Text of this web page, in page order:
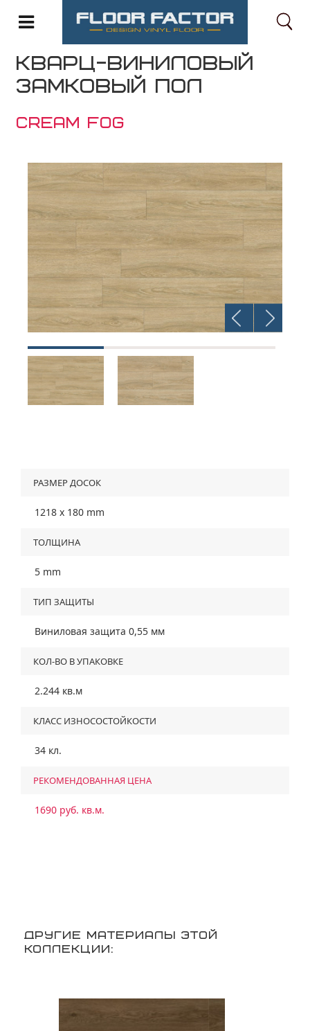
ГЛАВНАЯ КАТАЛОГ WISE CREAM FOG
КВАРЦ-ВИНИЛОВЫЙ
ЗАМКОВЫЙ ПОЛ
CREAM FOG
РАЗМЕР ДОСОК
1218 х 180 mm
TОЛЩИНА
5 mm
ТИП ЗАЩИТЫ
Виниловая защита 0,55 мм
КОЛ-ВО В УПАКОВКЕ
2.244 кв.м
КЛАСС ИЗНОСОСТОЙКОСТИ
34 кл.
РЕКОМЕНДОВАННАЯ ЦЕНА
1690 руб. кв.м.
ДРУГИЕ МАТЕРИАЛЫ ЭТОЙ
КОЛЛЕКЦИИ: